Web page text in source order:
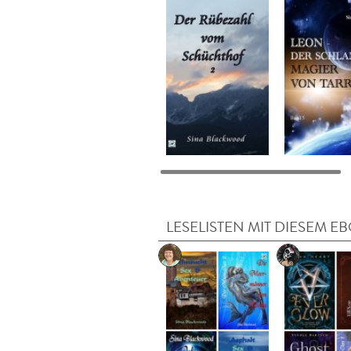
LESELISTEN MIT DIESEM